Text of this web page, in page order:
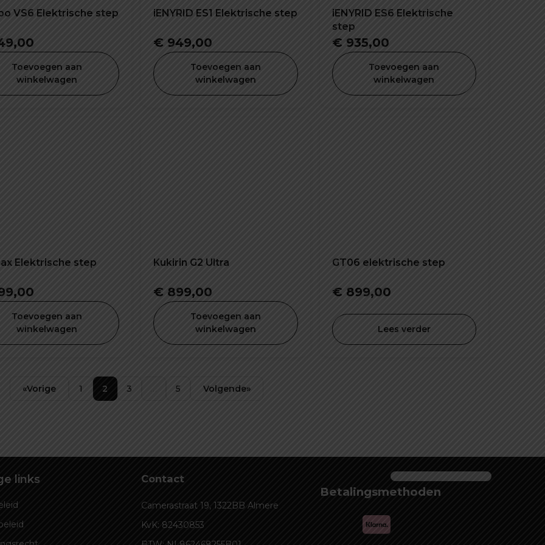
VS6 Elektrische step
Toevoegen aan
winkelwagen
iENYRID ES1 Elektrische step
€ 949,00
Toevoegen aan
winkelwagen
iENYRID ES6 Elektrische
step
€ 935,00
Toevoegen aan
winkelwagen
Elektrische step
Toevoegen aan
winkelwagen
Kukirin G2 Ultra
€ 899,00
Toevoegen aan
winkelwagen
GT06 elektrische step
€ 899,00
Lees verder
«Vorige 1 2 3 5 Volgende»
links Contact
Camerastraat 19, 1322BB Almere
KvK: 82430853
Betalingsmethoden